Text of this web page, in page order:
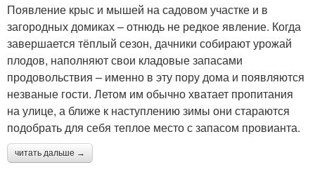
Появление крыс и мышей на садовом участке и в
загородных домиках – отнюдь не редкое явление. Когда
завершается тёплый сезон, дачники собирают урожай
плодов, наполняют свои кладовые запасами
продовольствия – именно в эту пору дома и появляются
незваные гости. Летом им обычно хватает пропитания
на улице, а ближе к наступлению зимы они стараются
подобрать для себя теплое место с запасом провианта.
читать дальше →